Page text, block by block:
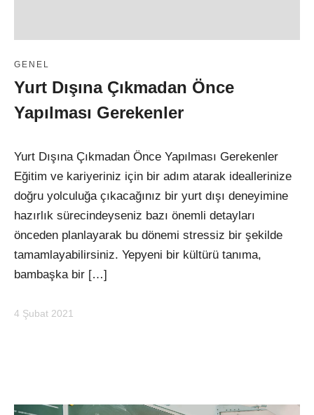
GENEL
Yurt Dışına Çıkmadan Önce
Yapılması Gerekenler
Yurt Dışına Çıkmadan Önce Yapılması Gerekenler
Eğitim ve kariyeriniz için bir adım atarak ideallerinize
doğru yolculuğa çıkacağınız bir yurt dışı deneyimine
hazırlık sürecindeyseniz bazı önemli detayları
önceden planlayarak bu dönemi stressiz bir şekilde
tamamlayabilirsiniz. Yepyeni bir kültürü tanıma,
bambaşka bir […]
4 Şubat 2021